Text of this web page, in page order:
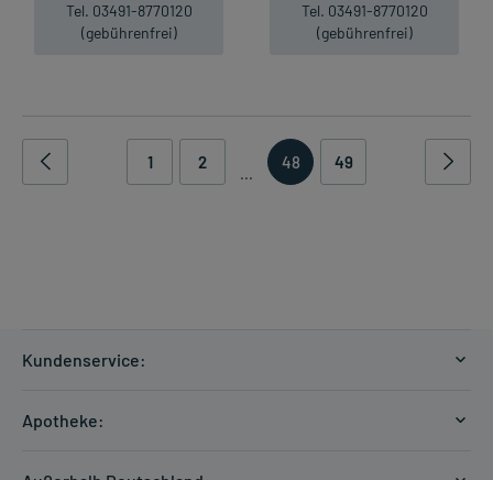
Tel. 03491-8770120
(gebührenfrei)
Tel. 03491-8770120
(gebührenfrei)
1 2
...
48 49
Kundenservice:
Zahlungsarten
Apotheke: